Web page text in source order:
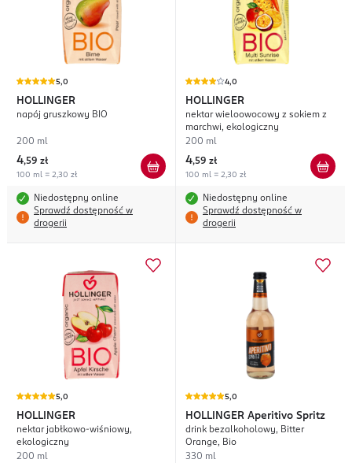
5,0
HOLLINGER
napój gruszkowy BIO
200 ml
4,59 zł
100 ml = 2,30 zł
Niedostępny online
Sprawdź dostępność w
drogerii
4,0
HOLLINGER
nektar wieloowocowy z sokiem z
marchwi, ekologiczny
200 ml
4,59 zł
100 ml = 2,30 zł
Niedostępny online
Sprawdź dostępność w
drogerii
5,0
HOLLINGER
nektar jabłkowo-wiśniowy,
ekologiczny
200 ml
5,0
HOLLINGER Aperitivo Spritz
drink bezalkoholowy, Bitter
Orange, Bio
330 ml